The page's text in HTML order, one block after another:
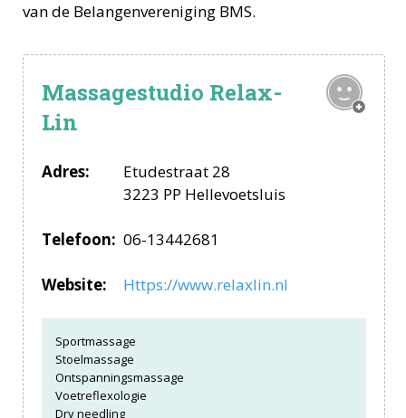
van de Belangenvereniging BMS.
Massagestudio Relax-
Lin
Adres:
Etudestraat 28
3223 PP Hellevoetsluis
Telefoon: 06-13442681
Website: Https://www.relaxlin.nl
Sportmassage
Stoelmassage
Ontspanningsmassage
Voetreflexologie
Dry needling